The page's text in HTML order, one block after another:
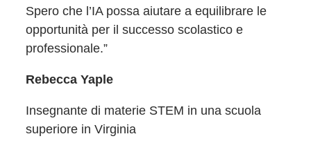
Spero che l’IA possa aiutare a equilibrare le
opportunità per il successo scolastico e
professionale.”
Rebecca Yaple
Insegnante di materie STEM in una scuola
superiore in Virginia